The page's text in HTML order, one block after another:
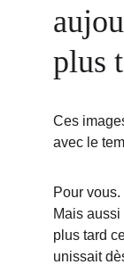
plus
Ces
avec le
Pour vous.
Mais
plus tard
unissait